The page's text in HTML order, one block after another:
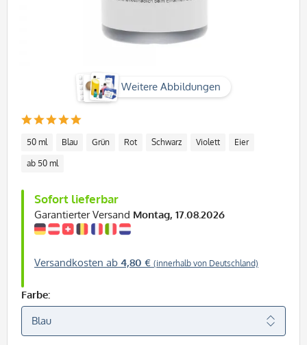
Weitere Abbildungen
50 ml Blau Grün Rot Schwarz Violett Eier
ab 50 ml
Sofort lieferbar
Garantierter Versand Montag, 17.08.2026
Versandkosten ab 4,80 € (innerhalb von Deutschland)
Farbe: